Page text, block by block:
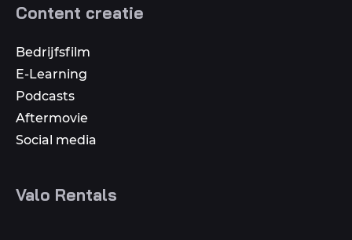
Content creatie
Bedrijfsfilm
E-Learning
Podcasts
Aftermovie
Social media
Valo Rentals